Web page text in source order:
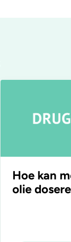
Hoe kan
olie